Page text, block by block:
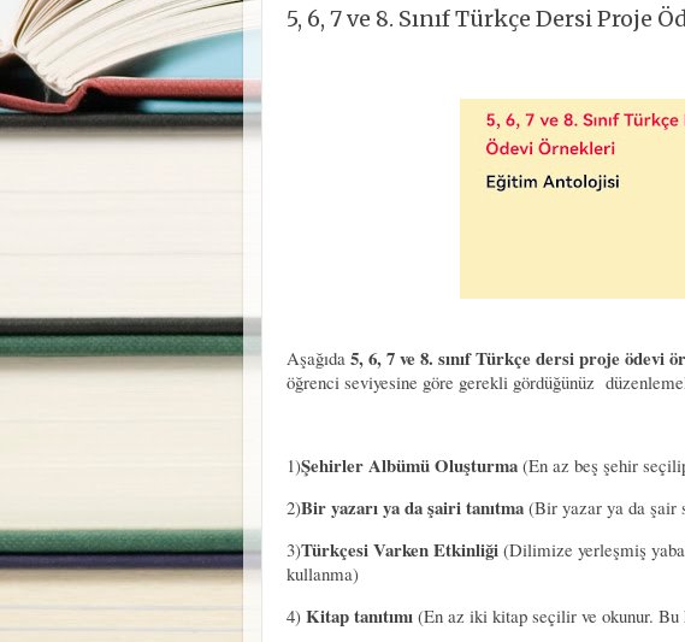
5, 6, 7 ve 8. Sınıf Türkçe Dersi Proje
Aşağıda 5, 6, 7 ve 8. sınıf Türkçe dersi proje ödevi
öğrenci seviyesine göre gerekli gördüğünüz
1)Şehirler Albümü Oluşturma (En az beş şehir
2)Bir yazarı ya da şairi tanıtma (Bir yazar ya da şair
3)Türkçesi Varken Etkinliği (Dilimize yerleşmiş
kullanma)
4) Kitap tanıtımı (En az iki kitap seçilir ve okunur. Bu